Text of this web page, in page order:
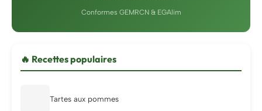
Conformes GEMRCN & EGAlim
🔥 Recettes populaires
Tartes aux pommes